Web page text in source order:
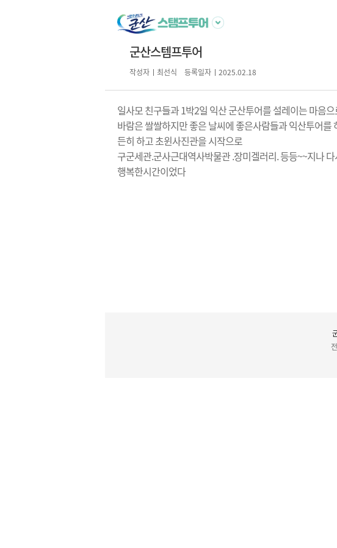
군산스템프투어
작성자 최선식 등록일자 2025.02.18
일사모 친구들과 1박2일 익산 군산투어를 설레이는 마음
바람은 쌀쌀하지만 좋은 날씨에 좋은사람들과 익산투어
든히 하고 초윈사진관을 시작으로
구군세관.군사근대역사박물관 .장미겔러리. 등등~~지나
행복한시간이었다